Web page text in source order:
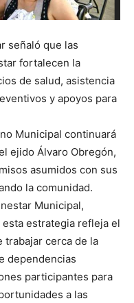
señaló que las
fortalecen la
de salud, asistencia
y apoyos para
Municipal continuará
ejido Álvaro Obregón,
asumidos con sus
la comunidad.
Municipal,
estrategia refleja el
trabajar cerca de la
dependencias
participantes para
a las